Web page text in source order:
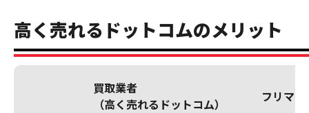
高く売れるドットコムのメリット
買取業者
（高く売れるドットコム）
フリマ